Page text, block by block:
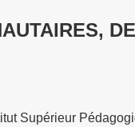
Supérieur